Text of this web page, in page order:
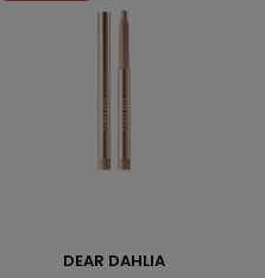
DEAR DAHLIA